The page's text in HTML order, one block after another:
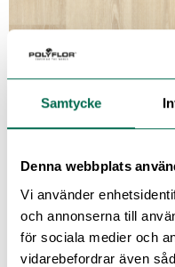
Samtycke
Denna webbplats
Vi använder
och annonserna till
för sociala medier och
vidarebefordrar även